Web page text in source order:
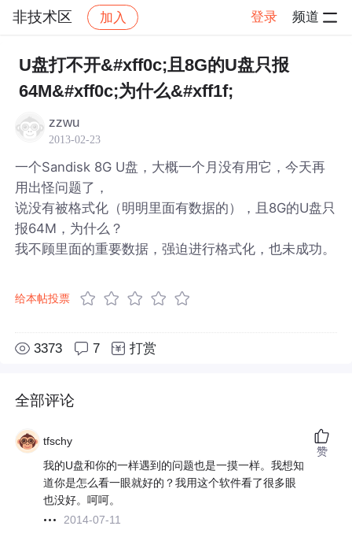
非技术区 加入 登录 频道
社区 非技术区 帖子详情
U盘打不开&#xff0c;且8G的U盘只报
64M&#xff0c;为什么&#xff1f;
zzwu
2013-02-23
一个Sandisk 8G U盘，大概一个月没有用它，今天再
用出怪问题了，
说没有被格式化（明明里面有数据的），且8G的U盘只
报64M，为什么？
我不顾里面的重要数据，强迫进行格式化，也未成功。
给本帖投票
3373 7 打赏
全部评论
tfschy
我的U盘和你的一样遇到的问题也是一摸一样。我想知
道你是怎么看一眼就好的？我用这个软件看了很多眼
也没好。呵呵。
2014-07-11
赞